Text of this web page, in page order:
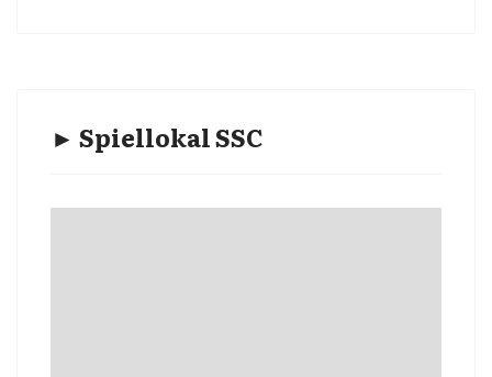
► Spiellokal SSC